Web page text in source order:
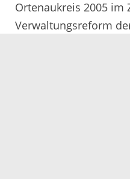
Ortenaukreis 2005 im
Verwaltungsreform